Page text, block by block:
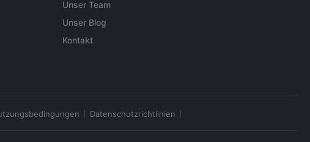
Unser Team
Unser Blog
Kontakt
Datenschutzrichtlinien